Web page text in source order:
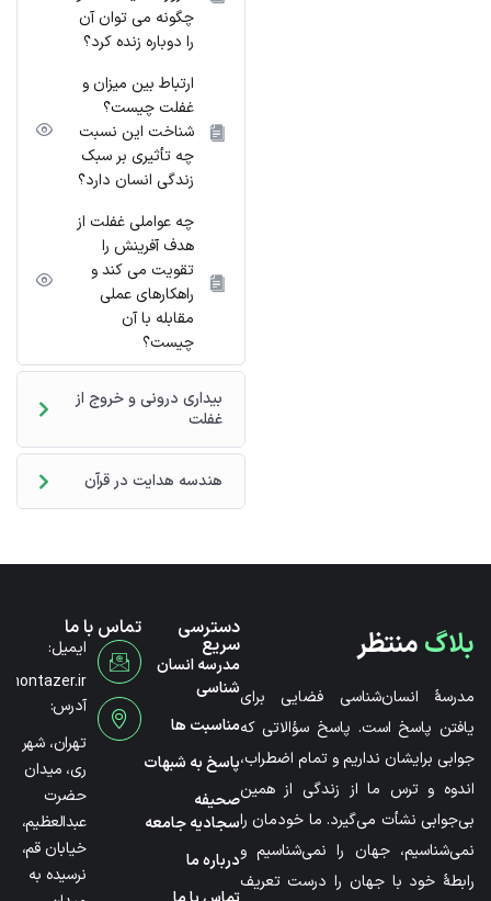
چگونه می توان آن
را دوباره زنده کرد؟
ارتباط بین میزان و
غفلت چیست؟
شناخت این نسبت
چه تأثیری بر سبک
زندگی انسان دارد؟
چه عواملی غفلت از
هدف آفرینش را
تقویت می کند و
راهکارهای عملی
مقابله با آن
چیست؟
بیداری درونی و خروج از
غفلت
هندسه هدایت در قرآن
بلاگمنتظر
مدرسۀ انسان‌شناسی فضایی برای
یافتن پاسخ است. پاسخ سؤالاتی که
جوابی برایشان نداریم و تمام اضطراب،
اندوه و ترس ما از زندگی از همین
بی‌جوابی نشأت می‌گیرد. ما خودمان را
نمی‌شناسیم، جهان را نمی‌شناسیم و
رابطۀ خود با جهان را درست تعریف
دسترسی
سریع
مدرسه انسان
شناسی
مناسبت ها
پاسخ به شبهات
صحیفه
سجادیه جامعه
درباره ما
تماس با ما
ایمیل:
آدرس:
تهران، شهر
ری، میدان
حضرت
عبدالعظیم،
خیابان قم،
نرسیده به